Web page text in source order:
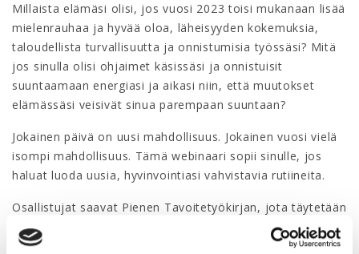
Millaista elämäsi olisi, jos vuosi 2023 toisi mukanaan lisää
mielenrauhaa ja hyvää oloa, läheisyyden kokemuksia,
taloudellista turvallisuutta ja onnistumisia työssäsi? Mitä
jos sinulla olisi ohjaimet käsissäsi ja onnistuisit
suuntaamaan energiasi ja aikasi niin, että muutokset
elämässäsi veisivät sinua parempaan suuntaan?
Jokainen päivä on uusi mahdollisuus. Jokainen vuosi vielä
isompi mahdollisuus. Tämä webinaari sopii sinulle, jos
haluat luoda uusia, hyvinvointiasi vahvistavia rutiineita.
Osallistujat saavat Pienen Tavoitetyökirjan, jota täytetään
yhdessä askel askeleelta, jotta oma tavoite, toimenpiteet
sen saavuttamiseksi ja strategiat hidasteiden